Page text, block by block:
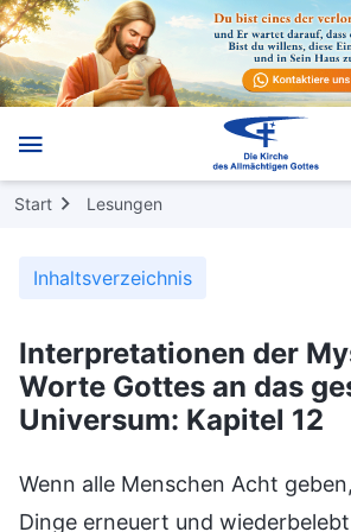
Start Lesungen
Inhaltsverzeichnis
Interpretationen der
Worte Gottes an das
Universum: Kapitel 12
Wenn alle Menschen Acht
Dinge erneuert und